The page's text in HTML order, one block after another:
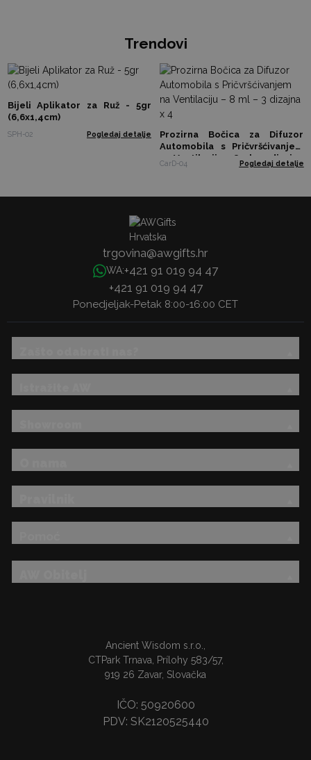
Trendovi
Bijeli Aplikator za Ruž - 5gr
(6,6x1,4cm)
SPH-02 Pogledaj detalje
Prozirna Bočica za Difuzor
Automobila s Pričvršćivanjem
na Ventilaciju – 8 ml – 3 dizajna
CarD-04 Pogledaj detalje
trgovina@awgifts.hr
WA:+421 91 019 94 47
+421 91 019 94 47
Ponedjeljak-Petak 8:00-16:00 CET
Ancient Wisdom s.r.o.,
CTPark Trnava, Prílohy 583/57,
919 26 Zavar, Slovačka
IČO: 50920600
PDV: SK2120525440